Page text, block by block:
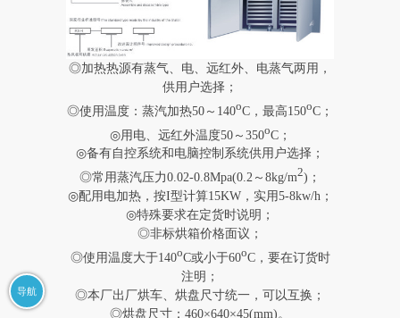
◎加热热源有蒸气、电、远红外、电蒸气两用，
供用户选择；
◎使用温度：蒸汽加热50～140oC，最高150oC；
◎用电、远红外温度50～350oC；
◎备有自控系统和电脑控制系统供用户选择；
◎常用蒸汽压力0.02-0.8Mpa(0.2～8kg/m2)；
◎配用电加热，按I型计算15KW，实用5-8kw/h；
◎特殊要求在定货时说明；
◎非标烘箱价格面议；
◎使用温度大于140oC或小于60oC，要在订货时
注明；
◎本厂出厂烘车、烘盘尺寸统一，可以互换；
◎烘盘尺寸：460×640×45(mm)。
导航